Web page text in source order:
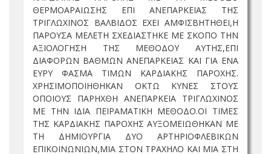
ΘΕΡΜΟΑΡΑΙΩΣΗΣ ΕΠΙ ΑΝΕΠΑΡΚΕΙΑΣ ΤΗΣ
ΤΡΙΓΛΩΧΙΝΟΣ ΒΑΛΒΙΔΟΣ ΕΧΕΙ ΑΜΦΙΣΒΗΤΗΘΕΙ,Η
ΠΑΡΟΥΣΑ ΜΕΛΕΤΗ ΣΧΕΔΙΑΣΤΗΚΕ ΜΕ ΣΚΟΠΟ ΤΗΝ
ΑΞΙΟΛΟΓΗΣΗ ΤΗΣ ΜΕΘΟΔΟΥ ΑΥΤΗΣ,ΕΠΙ
ΔΙΑΦΟΡΩΝ ΒΑΘΜΩΝ ΑΝΕΠΑΡΚΕΙΑΣ ΚΑΙ ΓΙΑ ΕΝΑ
ΕΥΡΥ ΦΑΣΜΑ ΤΙΜΩΝ ΚΑΡΔΙΑΚΗΣ ΠΑΡΟΧΗΣ.
ΧΡΗΣΙΜΟΠΟΙΗΘΗΚΑΝ ΟΚΤΩ ΚΥΝΕΣ ΣΤΟΥΣ
ΟΠΟΙΟΥΣ ΠΑΡΗΧΘΗ ΑΝΕΠΑΡΚΕΙΑ ΤΡΙΓΛΩΧΙΝΟΣ
ΜΕ ΤΗΝ ΙΔΙΑ ΠΕΙΡΑΜΑΤΙΚΗ ΜΕΘΟΔΟ.ΟΙ ΤΙΜΕΣ
ΤΗΣ ΚΑΡΔΙΑΚΗΣ ΠΑΡΟΧΗΣ ΑΥΞΟΜΕΙΩΘΗΚΑΝ ΜΕ
ΤΗ ΔΗΜΙΟΥΡΓΙΑ ΔΥΟ ΑΡΤΗΡΙΟΦΛΕΒΙΚΩΝ
ΕΠΙΚΟΙΝΩΝΙΩΝ,ΜΙΑ ΣΤΟΝ ΤΡΑΧΗΛΟ ΚΑΙ ΜΙΑ ΣΤΗ